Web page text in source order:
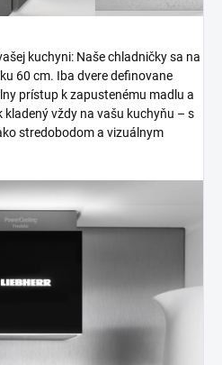
kuchyni: Naše chladničky sa na
60 cm. Iba dvere definovane
prístup k zapustenému madlu a
vždy na vašu kuchyňu – s
stredobodom a vizuálnym